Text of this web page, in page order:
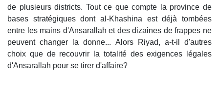
de plusieurs districts. Tout ce que compte la province de
bases stratégiques dont al-Khashina est déjà tombées
entre les mains d'Ansarallah et des dizaines de frappes ne
peuvent changer la donne... Alors Riyad, a-t-il d'autres
choix que de recouvrir la totalité des exigences légales
d'Ansarallah pour se tirer d'affaire?